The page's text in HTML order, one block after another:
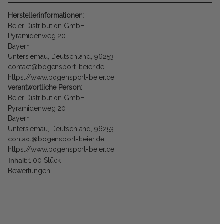
Herstellerinformationen:
Beier Distribution GmbH
Pyramidenweg 20
Bayern
Untersiemau, Deutschland, 96253
contact@bogensport-beier.de
https://www.bogensport-beier.de
verantwortliche Person:
Beier Distribution GmbH
Pyramidenweg 20
Bayern
Untersiemau, Deutschland, 96253
contact@bogensport-beier.de
https://www.bogensport-beier.de
Inhalt: 1,00 Stück
Bewertungen